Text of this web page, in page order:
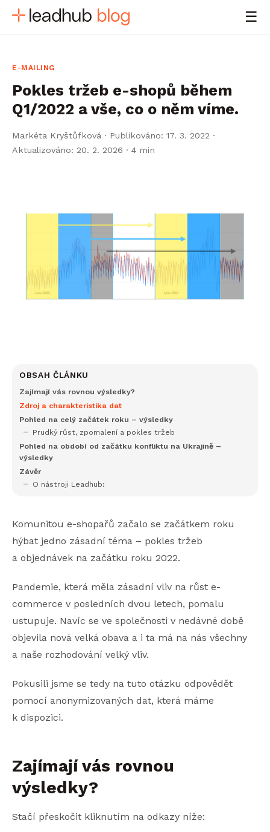
☰
E-MAILING
Pokles tržeb e-shopů během
Q1/2022 a vše, co o něm víme.
Markéta Kryštůfková · Publikováno: 17. 3. 2022 ·
Aktualizováno: 20. 2. 2026 · 4 min
OBSAH ČLÁNKU
Zajímají vás rovnou výsledky?
Zdroj a charakteristika dat
Pohled na celý začátek roku – výsledky
Prudký růst, zpomalení a pokles tržeb
Pohled na období od začátku konfliktu na Ukrajině –
výsledky
Závěr
O nástroji Leadhub:
Komunitou e-shopařů začalo se začátkem roku
hýbat jedno zásadní téma – pokles tržeb
a objednávek na začátku roku 2022.
Pandemie, která měla zásadní vliv na růst e-
commerce v posledních dvou letech, pomalu
ustupuje. Navíc se ve společnosti v nedávné době
objevila nová velká obava a i ta má na nás všechny
a naše rozhodování velký vliv.
Pokusili jsme se tedy na tuto otázku odpovědět
pomocí anonymizovaných dat, která máme
k dispozici.
Zajímají vás rovnou
výsledky?
Stačí přeskočit kliknutím na odkazy níže: